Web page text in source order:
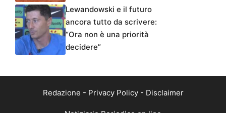
Lewandowski e il futuro
ancora tutto da scrivere:
“Ora non è una priorità
decidere”
Redazione - Privacy Policy- Disclaimer